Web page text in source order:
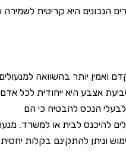
היא קריטית לשמירה על
יותר בהשוואה למנעולים
היא ייחודית לכל אדם
הנכס להבטיח כי הם
לבית או למשרד. מנעולי
להתקינם בקלות יחסית